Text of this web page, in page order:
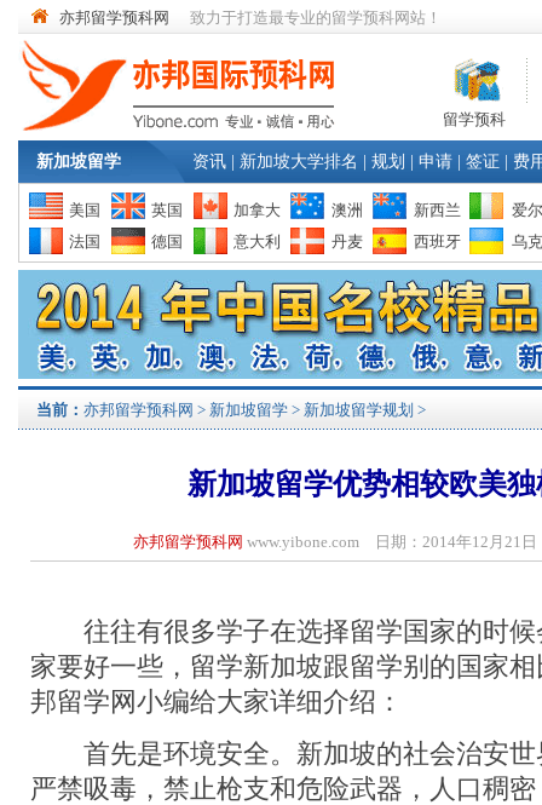
亦邦留学预科网 致力于打造最专业的留学预科网站！
留学预科
新加坡留学 资讯 新加坡大学排名 规划 申请 签证 费
美国 英国 加拿大 澳洲 新西兰
爱
法国
德国 意大利 丹麦 西班牙 乌
当前： 亦邦留学预科网 > 新加坡留学 > 新加坡留学规划 >
新加坡留学优势相较欧美
亦邦留学预科网 www.yibone.com 日期：2014年12月21
往往有很多学子在选择留学国家的时候
家要好一些，留学新加坡跟留学别的国家
邦留学网小编给大家详细介绍：
首先是环境安全。新加坡的社会治安世
严禁吸毒，禁止枪支和危险武器，人口稠